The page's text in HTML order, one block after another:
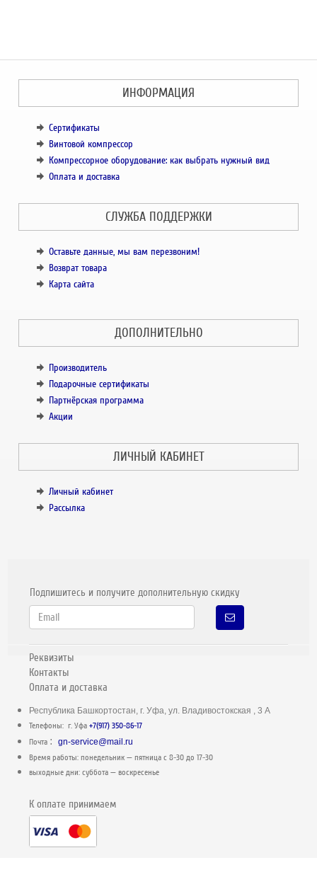
ИНФОРМАЦИЯ
Сертификаты
Винтовой компрессор
Компрессорное оборудование: как выбрать нужный вид
Оплата и доставка
СЛУЖБА ПОДДЕРЖКИ
Оставьте данные, мы вам перезвоним!
Возврат товара
Карта сайта
ДОПОЛНИТЕЛЬНО
Производитель
Подарочные сертификаты
Партнёрская программа
Акции
ЛИЧНЫЙ КАБИНЕТ
Личный кабинет
Рассылка
Подпишитесь и получите дополнительную скидку
Реквизиты
Контакты
Оплата и доставка
Республика Башкортостан, г. Уфа, ул. Владивостокская , 3 А
Телефоны: г. Уфа+7(917) 350-86-17
Почта :gn-service@mail.ru
Время работы: понедельник — пятница c 8-30 до 17-30
выходные дни: суббота — воскресенье
К оплате принимаем